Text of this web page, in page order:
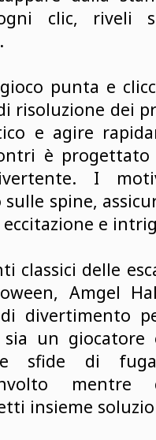
clic, riveli
punta e
risoluzione dei
e agire
è progettato
I
spine,
e
classici delle
Amgel
divertimento
un giocatore
sfide di
mentre
insieme